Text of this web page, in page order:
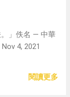
。」佚名 — 中華
4, 2021
閱讀更多